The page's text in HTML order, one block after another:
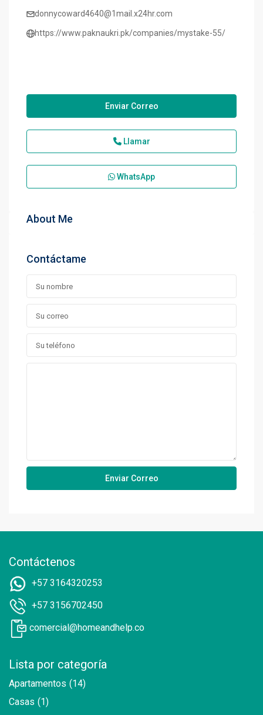
donnycoward4640@1mail.x24hr.com
https://www.paknaukri.pk/companies/mystake-55/
Enviar Correo
Llamar
WhatsApp
About Me
Contáctame
Contáctenos
+57 3164320253
+57 3156702450
comercial@homeandhelp.co
Lista por categoría
Apartamentos (14)
Casas (1)